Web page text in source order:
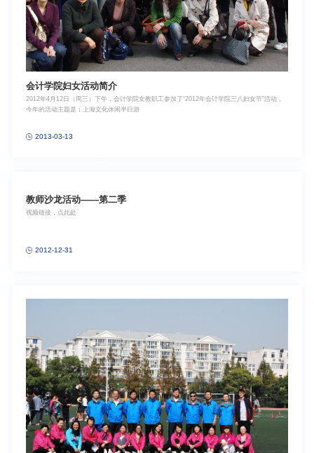
会计学院妇女活动简介
2012年4月12日（周三）下午，会计学院女教职工参加了“2012年会计学院三八妇女节”活动，
今年的活动主题是：上海文化休闲半日游
2013-03-13
教师沙龙活动——第二季
视频链接，点此处
2012-12-31